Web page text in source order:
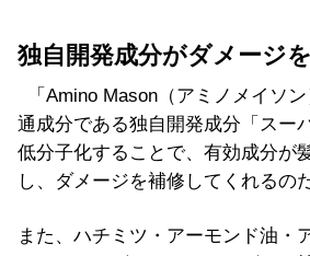
独自開発成分がダメージ
「Amino Mason（アミノメイソ
通成分である独自開発成分「スー
低分子化することで、有効成分が
し、ダメージを補修してくれるの
また、ハチミツ・アーモンド油・